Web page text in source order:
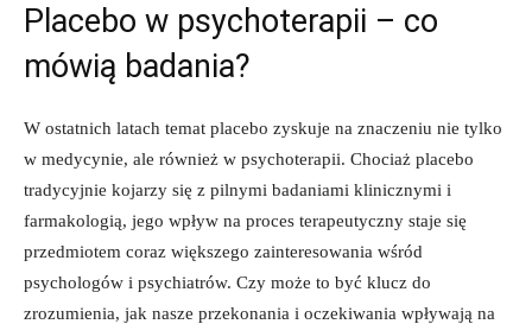
Placebo w psychoterapii – co
mówią badania?
W ostatnich latach temat placebo zyskuje na znaczeniu nie tylko
w medycynie, ale również w psychoterapii. Chociaż placebo
tradycyjnie kojarzy się z pilnymi badaniami klinicznymi i
farmakologią, jego wpływ na proces terapeutyczny staje się
przedmiotem coraz większego zainteresowania wśród
psychologów i psychiatrów. Czy może to być klucz do
zrozumienia, jak nasze przekonania i oczekiwania wpływają na